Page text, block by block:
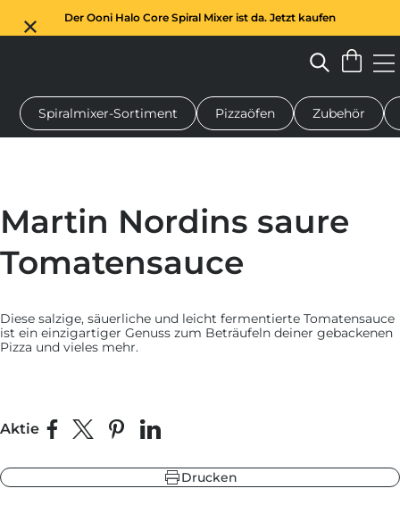
Der Ooni Halo Core Spiral Mixer ist da. Jetzt kaufen
Pizzaofen Teigmischer Geschenke Servierbretter
Spiralmixer-Sortiment Pizzaöfen Zubehör
Martin Nordins saure
Tomatensauce
Diese salzige, säuerliche und leicht fermentierte Tomatensauce
ist ein einzigartiger Genuss zum Beträufeln deiner gebackenen
Pizza und vieles mehr.
Aktie Auf Facebook teilen
Teilen auf X
Auf Pinterest pinnen
Auf LinkedIn teilen
Drucken